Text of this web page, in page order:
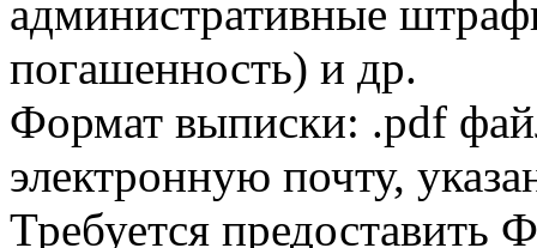
административные
погашенность) и др.
Формат выписки: .pdf
электронную почту,
Требуется